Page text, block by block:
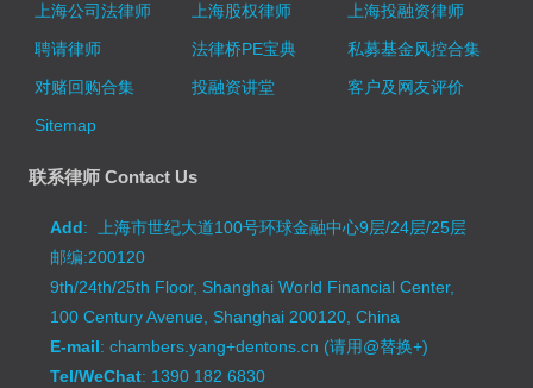
上海公司法律师
上海股权律师
上海投融资律师
聘请律师
法律桥PE宝典
私募基金风控合集
对赌回购合集
投融资讲堂
客户及网友评价
Sitemap
联系律师 Contact Us
Add: 上海市世纪大道100号环球金融中心9层/24层/25层
邮编:200120
9th/24th/25th Floor, Shanghai World Financial Center,
100 Century Avenue, Shanghai 200120, China
E-mail: chambers.yang+dentons.cn (请用@替换+)
Tel/WeChat: 1390 182 6830